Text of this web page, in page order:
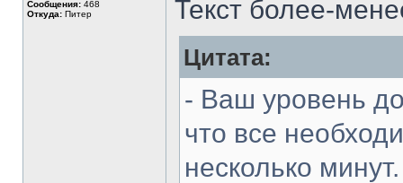
Сообщения: 468
Откуда: Питер Текст более-
Цитата:
- Ваш уровень
что все
несколько